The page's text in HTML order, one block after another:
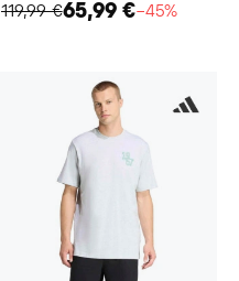
119,99 €65,99 €−45%